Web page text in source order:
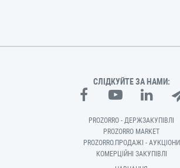
СЛІДКУЙТЕ ЗА НАМИ:
PROZORRO - ДЕРЖЗАКУПІВЛІ
PROZORRO MARKET
PROZORRO.ПРОДАЖІ - АУКЦІОНИ
КОМЕРЦІЙНІ ЗАКУПІВЛІ